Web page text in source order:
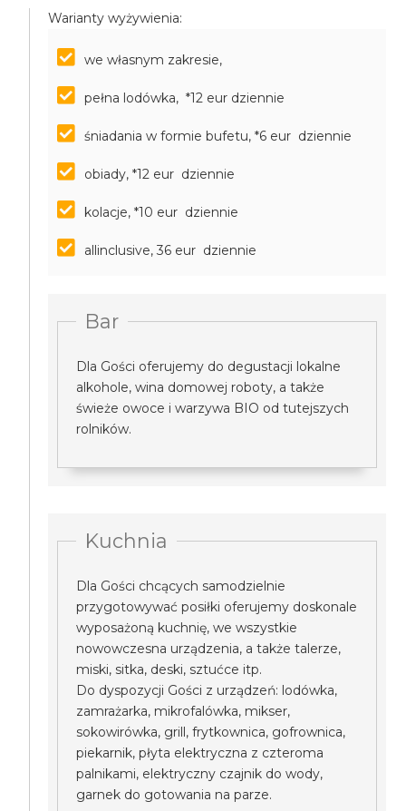
Warianty wyżywienia:
we własnym zakresie,
pełna lodówka, *12 eur dziennie
śniadania w formie bufetu, *6 eur dziennie
obiady, *12 eur dziennie
kolacje, *10 eur dziennie
allinclusive, 36 eur dziennie
Bar
Dla Gości oferujemy do degustacji lokalne
alkohole, wina domowej roboty, a także
świeże owoce i warzywa BIO od tutejszych
rolników.
Kuchnia
Dla Gości chcących samodzielnie
przygotowywać posiłki oferujemy doskonale
wyposażoną kuchnię, we wszystkie
nowowczesna urządzenia, a także talerze,
miski, sitka, deski, sztućce itp.
Do dyspozycji Gości z urządzeń: lodówka,
zamrażarka, mikrofalówka, mikser,
sokowirówka, grill, frytkownica, gofrownica,
piekarnik, płyta elektryczna z czteroma
palnikami, elektryczny czajnik do wody,
garnek do gotowania na parze.